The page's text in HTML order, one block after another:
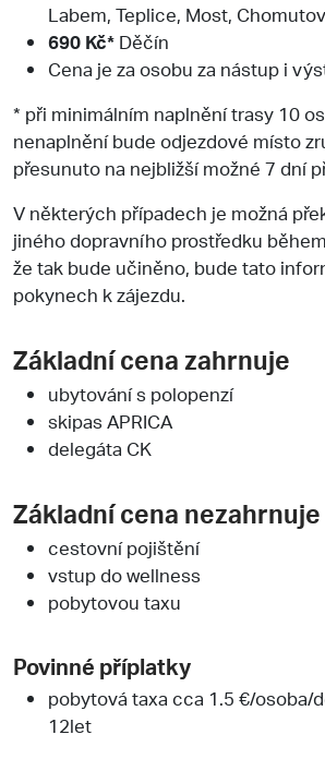
Labem, Teplice, Most, Chomutov
690 Kč* Děčín
Cena je za osobu za nástup i
* při minimálním naplnění trasy 10
nenaplnění bude odjezdové místo
přesunuto na nejbližší možné 7 dní
V některých případech je možná
jiného dopravního prostředku
že tak bude učiněno, bude tato
pokynech k zájezdu.
Základní cena zahrnuje
ubytování s polopenzí
skipas APRICA
delegáta CK
Základní cena nezahrnuje
cestovní pojištění
vstup do wellness
pobytovou taxu
Povinné příplatky
pobytová taxa cca 1.5 €/osoba/
12let